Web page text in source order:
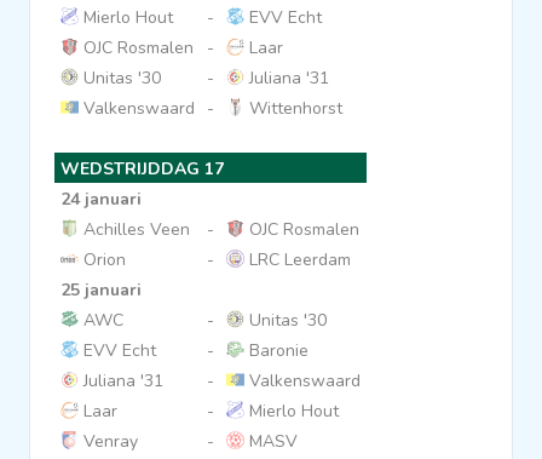
Mierlo Hout
-
EVV Echt
OJC Rosmalen
-
Laar
Unitas '30
-
Juliana '31
Valkenswaard
- Wittenhorst
WEDSTRIJDDAG 17
24 januari
Achilles Veen
-
OJC Rosmalen
Orion
-
LRC Leerdam
25 januari
AWC
-
Unitas '30
EVV Echt
-
Baronie
Juliana '31
-
Valkenswaard
Laar
-
Mierlo Hout
Venray
-
MASV